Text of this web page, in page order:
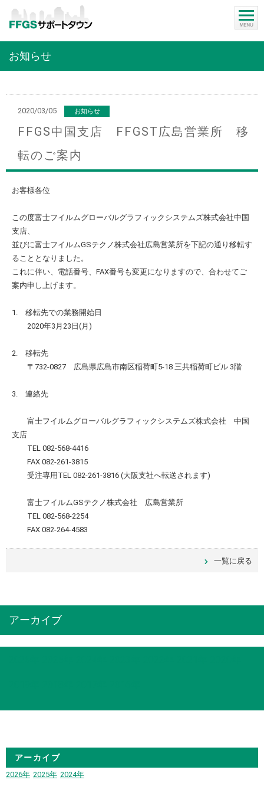
お知らせ
2020/03/05 お知らせ
FFGS中国支店 FFGST広島営業所 移
転のご案内
お客様各位
この度富士フイルムグローバルグラフィックシステムズ株式会社中国
支店、
並びに富士フイルムGSテクノ株式会社広島営業所を下記の通り移転す
ることとなりました。
これに伴い、電話番号、FAX番号も変更になりますので、合わせてご
案内申し上げます。
1. 移転先での業務開始日
2020年3月23日(月)
2. 移転先
〒732-0827 広島県広島市南区稲荷町5-18 三共稲荷町ビル 3階
3. 連絡先
富士フイルムグローバルグラフィックシステムズ株式会社 中国
支店
TEL 082-568-4416
FAX 082-261-3815
受注専用TEL 082-261-3816 (大阪支社へ転送されます)
富士フイルムGSテクノ株式会社 広島営業所
TEL 082-568-2254
FAX 082-264-4583
一覧に戻る
アーカイブ
アーカイブ
2026年 2025年 2024年